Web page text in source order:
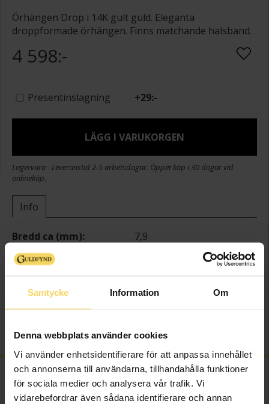
Samtycke Information Om
Denna webbplats använder cookies
Vi använder enhetsidentifierare för att anpassa innehållet
och annonserna till användarna, tillhandahålla funktioner
för sociala medier och analysera vår trafik. Vi
vidarebefordrar även sådana identifierare och annan
Örhängen Drop i 14K gult guld. Eleganta
droppformade örhängen. Finns matchande halsband.
4 598:-
Presentinslagning +29:-
LÄGG I VARUKORGEN
Lagervara - Leveranstid 2-5 arbetsdagar. Öppet köp i 30 dagar vid
onlineköp.
Info
Bredd ca (mm)
7,9
Höjd ca (mm)
Varumärke
Material
Vikt ca (gram)
1,50
FINNS OCKSÅ SOM